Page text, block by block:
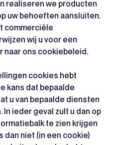
realiseren we producten
uw behoeften aansluiten.
commerciële
wij u voor een
ons cookiebeleid.
cookies hebt
kans dat bepaalde
u van bepaalde diensten
In ieder geval zult u dan op
te zien krijgen
dan niet (in een cookie)